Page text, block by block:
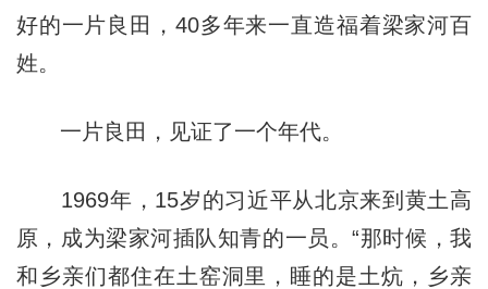
好的一片良田，40多年来一直造福着梁家河百
姓。
一片良田，见证了一个年代。
1969年，15岁的习近平从北京来到黄土高
原，成为梁家河插队知青的一员。“那时候，我
和乡亲们都住在土窑洞里，睡的是土炕，乡亲